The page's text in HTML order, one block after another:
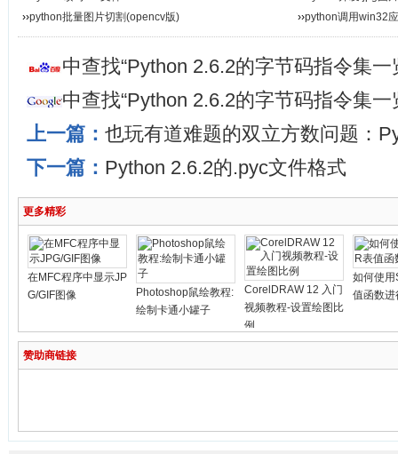
››python批量图片切割(opencv版) ››python调用win32
中查找“Python 2.6.2的字节码指令集一
中查找“Python 2.6.2的字节码指令集一
上一篇： 也玩有道难题的双立方数问题：
下一篇： Python 2.6.2的.pyc文件格式
更多精彩
在MFC程序中显示JP
G/GIF图像
Photoshop鼠绘教程:
绘制卡通小罐子
CorelDRAW 12 入门
视频教程-设置绘图比
例
如何使
值函数进
赞助商链接